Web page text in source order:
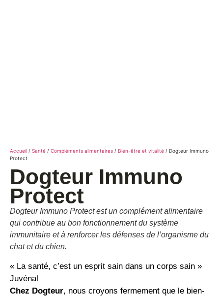
Accueil / Santé / Compléments alimentaires / Bien-être et vitalité / Dogteur Immuno
Protect
Dogteur Immuno
Protect
Dogteur Immuno Protect est un complément alimentaire
qui contribue au bon fonctionnement du système
immunitaire et à renforcer les défenses de l’organisme du
chat et du chien.
« La santé, c’est un esprit sain dans un corps sain »
Juvénal
Chez Dogteur, nous croyons fermement que le bien-